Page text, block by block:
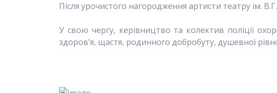
Після урочистого нагородження артисти театру ім.
У свою чергу, керівництво та колектив поліції
здоров’я, щастя, родинного добробуту, душевної